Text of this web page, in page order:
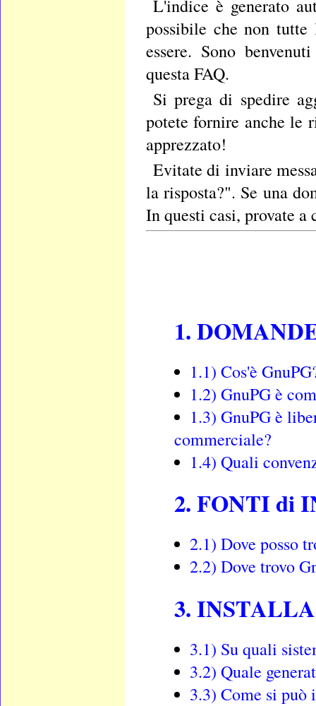
L'indice è generato
possibile che non
essere. Sono
questa FAQ.
Si prega di spedire
potete fornire anche le
apprezzato!
Evitate di inviare
la risposta?". Se una
In questi casi, provate
1.
1.1) Cos'è
1.2) GnuPG è
1.3) GnuPG è
commerciale?
1.4) Quali
2. FONTI di
2.1) Dove posso
2.2) Dove trovo
3.
3.1) Su quali
3.2) Quale
3.3) Come si